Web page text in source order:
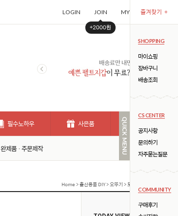
즐겨찾기 +
SHOPPING
마이쇼핑
장바구니
배송조회
CS CENTER
공지사항
문의하기
자주묻는질문
COMMUNITY
구매후기
LOGIN JOIN
+2000원
MYPAGE CART (
필수노하우 사은품
완제품 · 주문제작
Home>출산용품 DIY>오뚜기> 토끼 오뚜기 DIY (★ 강추